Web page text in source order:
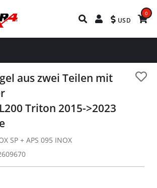
USD
0
aus zwei Teilen mit
Triton 2015->2023
SP + APS 095 INOX